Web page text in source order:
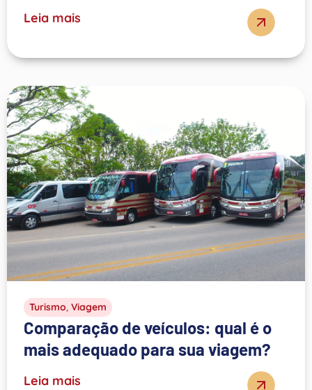
Leia mais
Turismo, Viagem
Comparação de veículos: qual é o
mais adequado para sua viagem?
Leia mais